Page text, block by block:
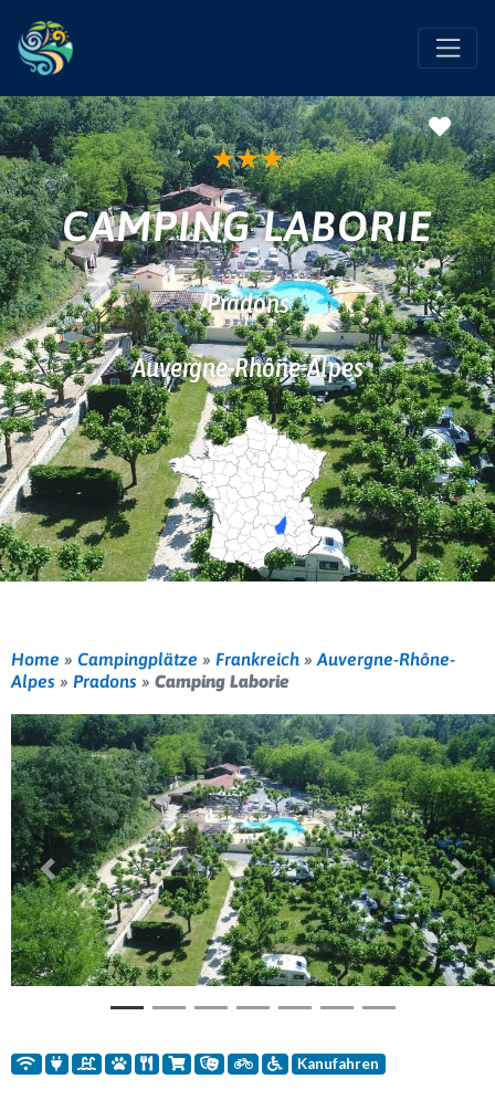
★★★
CAMPING LABORIE
Pradons
Auvergne-Rhône-Alpes
Home » Campingplätze » Frankreich » Auvergne-Rhône-
Alpes » Pradons » Camping Laborie
Vorherige
Kanufahren